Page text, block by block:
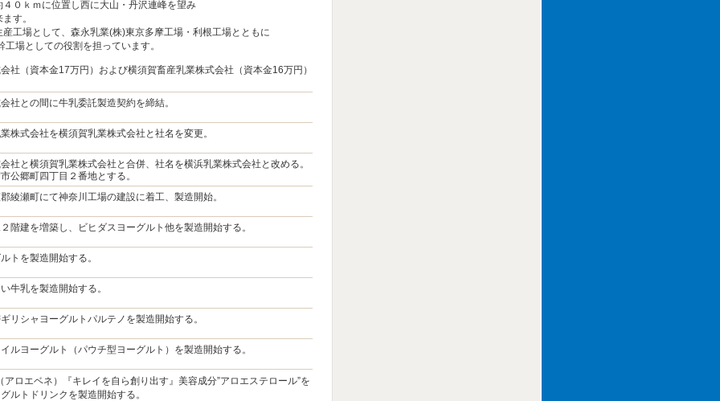
０ｋｍに位置し西に大山・丹沢連峰を望み
す。
工場として、森永乳業(株)東京多摩工場・利根工場とともに
場としての役割を担っています。
社（資本金17万円）および横須賀畜産乳業株式会社（資本金16万円）
社との間に牛乳委託製造契約を締結。
株式会社を横須賀乳業株式会社と社名を変更。
社と横須賀乳業株式会社と合併、社名を横浜乳業株式会社と改める。
公郷町四丁目２番地とする。
綾瀬町にて神奈川工場の建設に着工、製造開始。
階建を増築し、ビヒダスヨーグルト他を製造開始する。
トを製造開始する。
牛乳を製造開始する。
リシャヨーグルトパルテノを製造開始する。
ルヨーグルト（パウチ型ヨーグルト）を製造開始する。
アロエベネ）『キレイを自ら創り出す』美容成分”アロエステロール”を
ルトドリンクを製造開始する。